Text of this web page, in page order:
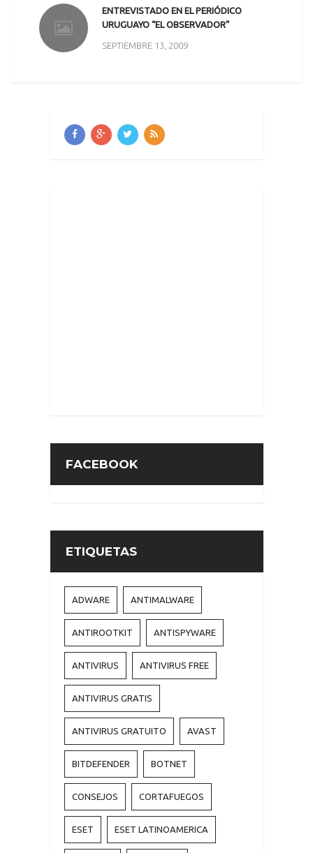
ENTREVISTADO EN EL PERIÓDICO
URUGUAYO “EL OBSERVADOR”
SEPTIEMBRE 13, 2009
FACEBOOK
ETIQUETAS
ADWARE ANTIMALWARE
ANTIROOTKIT ANTISPYWARE
ANTIVIRUS ANTIVIRUS FREE
ANTIVIRUS GRATIS
ANTIVIRUS GRATUITO AVAST
BITDEFENDER BOTNET
CONSEJOS CORTAFUEGOS
ESET ESET LATINOAMERICA